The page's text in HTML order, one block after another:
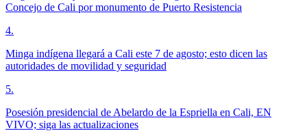
Concejo de Cali por monumento de Puerto Resistencia
4.
Minga indígena llegará a Cali este 7 de agosto; esto dicen las
autoridades de movilidad y seguridad
5.
Posesión presidencial de Abelardo de la Espriella en Cali, EN
VIVO; siga las actualizaciones